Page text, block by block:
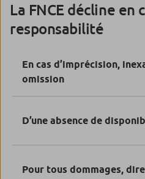
La FNCE décline en
responsabilité
En cas d’imprécision,
omission
D’une absence de
Pour tous dommages,